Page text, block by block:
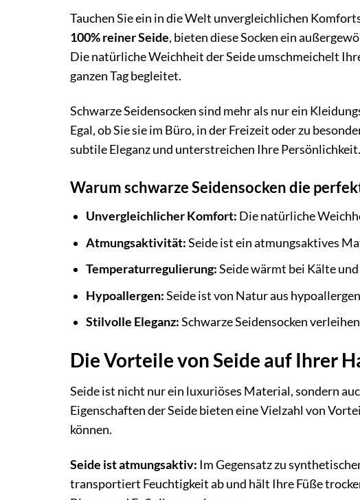
Tauchen Sie ein in die Welt unvergleichlichen
100% reiner Seide, bieten diese Socken ein
Die natürliche Weichheit der Seide umschmeichelt
ganzen Tag begleitet.
Schwarze Seidensocken sind mehr als nur ein
Egal, ob Sie sie im Büro, in der Freizeit oder zu
subtile Eleganz und unterstreichen Ihre Persönlichkeit.
Warum schwarze Seidensocken die
Unvergleichlicher Komfort: Die natürliche
Atmungsaktivität:Seide ist ein atmungsaktives
Temperaturregulierung:Seide wärmt bei Kälte
Hypoallergen:Seide ist von Natur aus
Stilvolle Eleganz:Schwarze Seidensocken
Die Vorteile von Seide auf Ihrer
Seide ist nicht nur ein luxuriöses Material, sondern
Eigenschaften der Seide bieten eine Vielzahl von
können.
Seide ist atmungsaktiv: Im Gegensatz zu
transportiert Feuchtigkeit ab und hält Ihre Füße